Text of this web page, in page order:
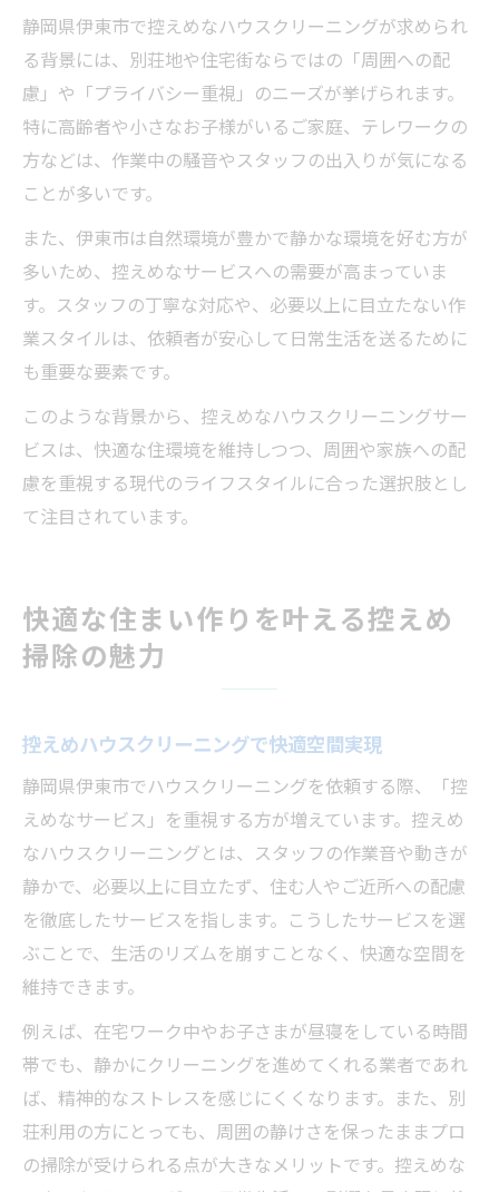
静岡県伊東市で控えめなハウスクリーニングが求められ
る背景には、別荘地や住宅街ならではの「周囲への配
慮」や「プライバシー重視」のニーズが挙げられます。
特に高齢者や小さなお子様がいるご家庭、テレワークの
方などは、作業中の騒音やスタッフの出入りが気になる
ことが多いです。
また、伊東市は自然環境が豊かで静かな環境を好む方が
多いため、控えめなサービスへの需要が高まっていま
す。スタッフの丁寧な対応や、必要以上に目立たない作
業スタイルは、依頼者が安心して日常生活を送るために
も重要な要素です。
このような背景から、控えめなハウスクリーニングサー
ビスは、快適な住環境を維持しつつ、周囲や家族への配
慮を重視する現代のライフスタイルに合った選択肢とし
て注目されています。
快適な住まい作りを叶える控えめ
掃除の魅力
控えめハウスクリーニングで快適空間実現
静岡県伊東市でハウスクリーニングを依頼する際、「控
えめなサービス」を重視する方が増えています。控えめ
なハウスクリーニングとは、スタッフの作業音や動きが
静かで、必要以上に目立たず、住む人やご近所への配慮
を徹底したサービスを指します。こうしたサービスを選
ぶことで、生活のリズムを崩すことなく、快適な空間を
維持できます。
例えば、在宅ワーク中やお子さまが昼寝をしている時間
帯でも、静かにクリーニングを進めてくれる業者であれ
ば、精神的なストレスを感じにくくなります。また、別
荘利用の方にとっても、周囲の静けさを保ったままプロ
の掃除が受けられる点が大きなメリットです。控えめな